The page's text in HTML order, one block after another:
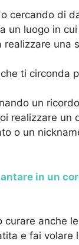
cercando di
un luogo in
realizzare
ti circonda
un
realizzare
o un
in un
curare anche
e fai volare